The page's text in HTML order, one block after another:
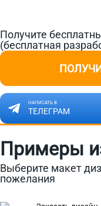
Получите
(бесплатная
НАПИСАТЬ В
ТЕЛЕГРАМ
Примеры
Выберите макет
пожелания